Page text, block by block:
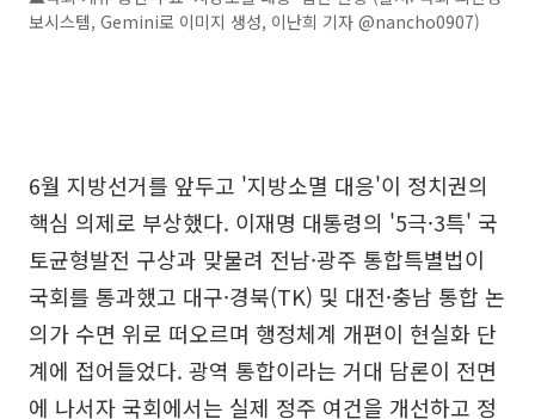
보시스템, Gemini로 이미지 생성, 이난희 기자 @nancho0907)
6월 지방선거를 앞두고 '지방소멸 대응'이 정치권의
핵심 의제로 부상했다. 이재명 대통령의 '5극·3특' 국
토균형발전 구상과 맞물려 전남·광주 통합특별법이
국회를 통과했고 대구·경북(TK) 및 대전·충남 통합 논
의가 수면 위로 떠오르며 행정체계 개편이 현실화 단
계에 접어들었다. 광역 통합이라는 거대 담론이 전면
에 나서자 국회에서는 실제 정주 여건을 개선하고 정